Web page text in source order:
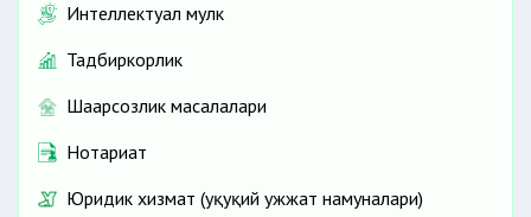
Интеллектуал мулк
Тадбиркорлик
Шаҳарсозлик масалалари
Нотариат
Юридик хизмат (ҳуқуқий ҳужжат намуналари)